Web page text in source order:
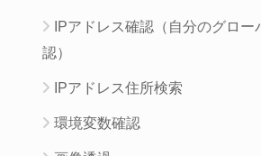
IPアドレス確認（自分のグロ
認）
IPアドレス住所検索
環境変数確認